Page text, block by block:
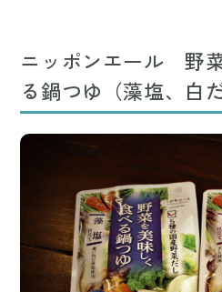
ニッポンエール 野
る鍋つゆ（藻塩、白